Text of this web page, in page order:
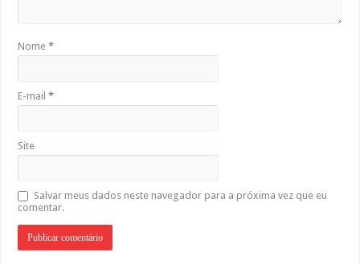
Nome*
E-mail*
Site
Salvar meus dados neste navegador para a próxima vez que eu
comentar.